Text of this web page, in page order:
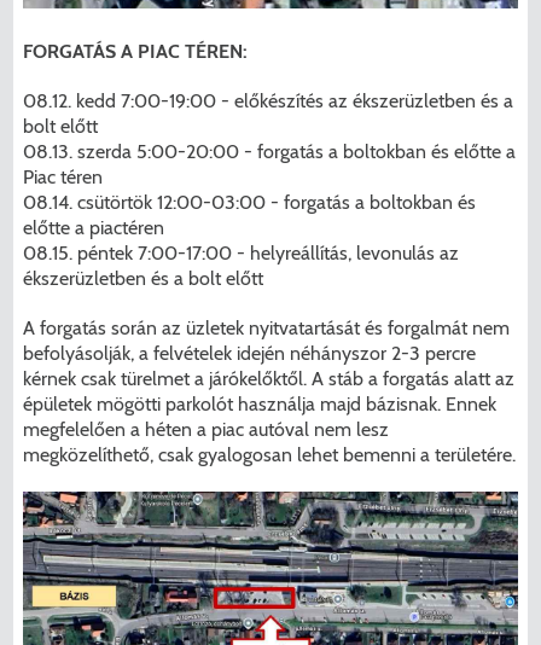
FORGATÁS A PIAC TÉREN:
08.12. kedd 7:00-19:00 - előkészítés az ékszerüzletben és a
bolt előtt
08.13. szerda 5:00-20:00 - forgatás a boltokban és előtte a
Piac téren
08.14. csütörtök 12:00-03:00 - forgatás a boltokban és
előtte a piactéren
08.15. péntek 7:00-17:00 - helyreállítás, levonulás az
ékszerüzletben és a bolt előtt
A forgatás során az üzletek nyitvatartását és forgalmát nem
befolyásolják, a felvételek idején néhányszor 2-3 percre
kérnek csak türelmet a járókelőktől. A stáb a forgatás alatt az
épületek mögötti parkolót használja majd bázisnak. Ennek
megfelelően a héten a piac autóval nem lesz
megközelíthető, csak gyalogosan lehet bemenni a területére.